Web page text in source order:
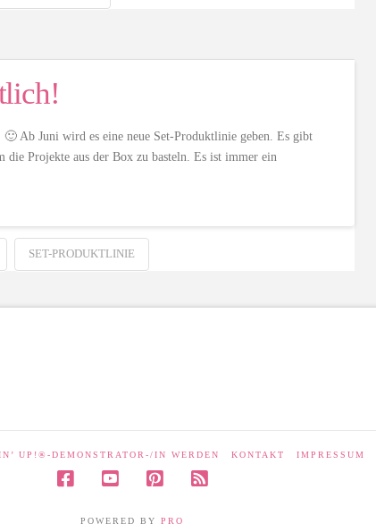
Ab Juni wird es eine neue Set-Produktlinie geben. Es gibt
die Projekte aus der Box zu basteln. Es ist immer ein
SET-PRODUKTLINIE
UP!®-DEMONSTRATOR-/IN WERDEN KONTAKT IMPRESSUM
POWERED BY PRO